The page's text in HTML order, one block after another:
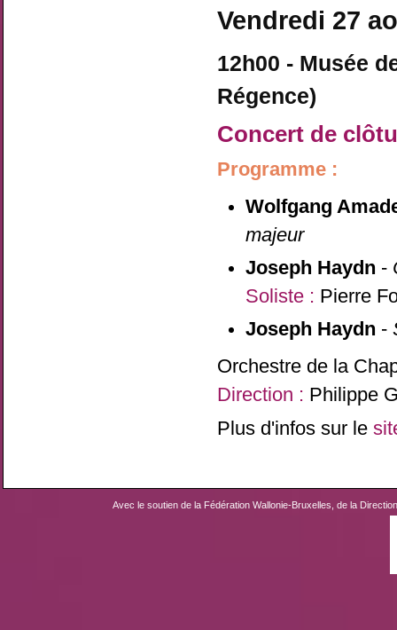
Vendredi 27
12h00 - Musée
Régence)
Concert de
Programme :
Wolfgang
majeur
Joseph Haydn -
Soliste : Pierre
Joseph Haydn -
Orchestre de la
Direction : Philippe
Plus d'infos sur le
Avec le soutien de la Fédération Wallonie-Bruxelles, de la